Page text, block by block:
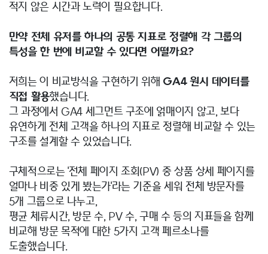
적지 않은 시간과 노력이 필요합니다.
만약 전체 유저를 하나의 공통 지표로 정렬해 각 그룹의
특성을 한 번에 비교할 수 있다면 어떨까요?
저희는 이 비교방식을 구현하기 위해 GA4 원시 데이터를
직접 활용했습니다.
그 과정에서 GA4 세그먼트 구조에 얽매이지 않고, 보다
유연하게 전체 고객을 하나의 지표로 정렬해 비교할 수 있는
구조를 설계할 수 있었습니다.
구체적으로는 '전체 페이지 조회(PV) 중 상품 상세 페이지를
얼마나 비중 있게 봤는가'라는 기준을 세워 전체 방문자를
5개 그룹으로 나누고,
평균 체류시간, 방문 수, PV 수, 구매 수 등의 지표들을 함께
비교해 방문 목적에 대한 5가지 고객 페르소나를
도출했습니다.